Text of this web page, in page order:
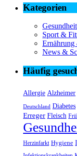
Kategorien
Sport &
News &
Häufig
Allergie Alzheimer
Deutschland Diabetes
Erreger Fleisch
Herzinfarkt Hygiene